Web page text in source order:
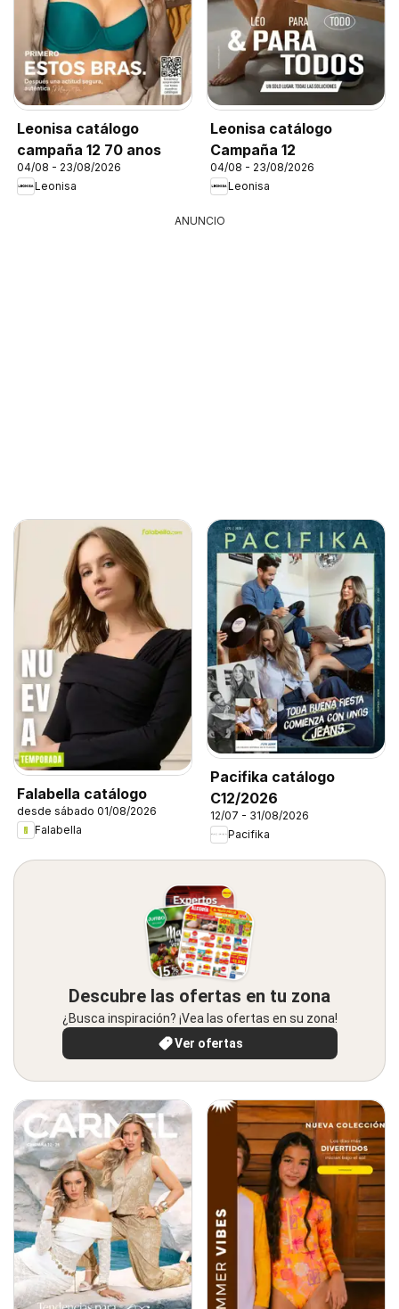
Leonisa catálogo
campaña 12 70 anos
04/08 - 23/08/2026
Leonisa
Leonisa catálogo
Campaña 12
04/08 - 23/08/2026
Leonisa
ANUNCIO
Falabella catálogo
desde sábado 01/08/2026
Falabella
Pacifika catálogo
C12/2026
12/07 - 31/08/2026
Pacifika
Descubre las ofertas en tu zona
¿Busca inspiración? ¡Vea las ofertas en su zona!
Ver ofertas